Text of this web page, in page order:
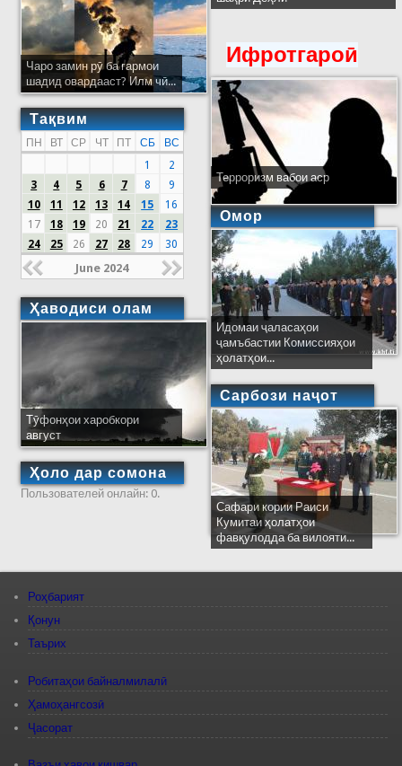
Чаро замин рӯ ба гармои
шадид овардааст? Илм чӣ...
Тақвим
ПН ВТ СР ЧТ ПТ СБ
ВС
1
2
3
4 5 6 7 8
9
10
11 12 13 14 15
16
17
18 19 20 21 22
23
24
25 26 27 28 29 30
June 2024
Ҳаводиси олам
Тӯфонҳои харобкори
август
Ҳоло дар сомона
Пользователей онлайн: 0.
Ифротгароӣ
Терроризм вабои аср
Омор
Идомаи ҷаласаҳои
ҷамъбастии Комиссияҳои
ҳолатҳои...
Сарбози наҷот
Сафари кории Раиси
Кумитаи ҳолатҳои
фавқулодда ба вилояти...
Роҳбарият
Қонун
Таърих
Робитаҳои байналмилалӣ
Ҳамоҳангсозӣ
Ҷасорат